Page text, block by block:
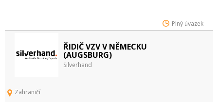
Plný úvazek
ŘIDIČ VZV V NĚMECKU
(AUGSBURG)
Silverhand
Zahraničí